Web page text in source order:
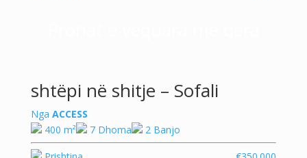
shtëpi në shitje – Sofali
Nga ACCESS
400 m²
7 Dhoma 2 Banjo